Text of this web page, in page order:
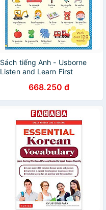
Sách tiếng Anh - Usborne
Listen and Learn First
668.250 đ